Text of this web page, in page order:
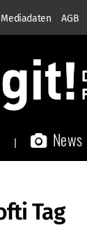
Mediadaten AGB
News
Tag